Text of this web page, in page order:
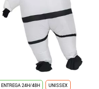
ENTREGA 24H/48H UNISSEX